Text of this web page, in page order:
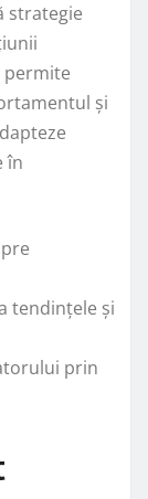
strategie
permite
și
în
tendințele și
prin